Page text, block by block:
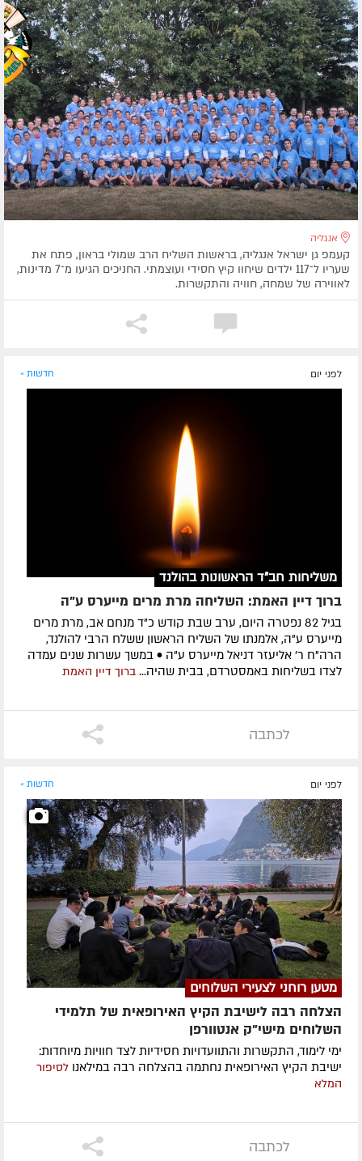
אנגליה
קעמפ גן ישראל אנגליה, בראשות השליח הרב שמולי בראון, פתח את
שעריו ל־117 ילדים שיחוו קיץ חסידי ועוצמתי. החניכים הגיעו מ־7 מדינות,
לאווירה של שמחה, חוויה והתקשרות.
לפני יום חדשות »
משליחות חב"ד הראשונות בהולנד
ברוך דיין האמת: השליחה מרת מרים מייערס ע"ה
בגיל 82 נפטרה היום, ערב שבת קודש כ"ד מנחם אב, מרת מרים
מייערס ע"ה, אלמנתו של השליח הראשון ששלח הרבי להולנד,
הרה"ח ר' אליעזר דניאל מייערס ע"ה • במשך עשרות שנים עמדה
לצדו בשליחות באמסטרדם, בבית שהיה... ברוך דיין האמת
לכתבה
לפני יום חדשות »
מטען רוחני לצעירי השלוחים
הצלחה רבה לישיבת הקיץ האירופאית של תלמידי
השלוחים מישי"ק אנטוורפן
ימי לימוד, התקשרות והתוועדויות חסידיות לצד חוויות מיוחדות:
ישיבת הקיץ האירופאית נחתמה בהצלחה רבה במילאנו לסיפור
המלא
לכתבה